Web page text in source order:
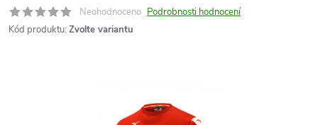
Neohodnoceno Podrobnosti hodnocení
Kód produktu: Zvolte variantu